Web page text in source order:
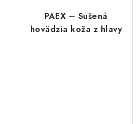
PAEX – Sušená
hovädzia koža z hlavy